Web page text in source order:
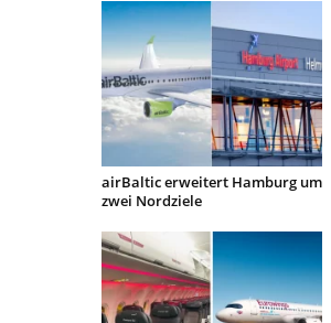
airBaltic erweitert Hamburg um
zwei Nordziele